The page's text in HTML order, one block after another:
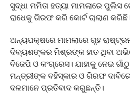
ସୁଦ୍ଧା ମମିତା ହତ୍ୟା ମାମଲାରେ ପୁଲିସ
ରାଧେକୁ ଗିରଫ କରି କୋର୍ଟ ଚାଲାଣ କରିଛି।
ଅନ୍ୟପକ୍ଷରେ ମାମଲାରେ ଗୃହ
ଦିବ୍ୟଶଙ୍କର ମିଶ୍ରଙ୍କ ହାତ ଥିବା
ବିଜେପି ଓ କଂଗ୍ରେସ। ଯାହାକୁ ନେଇ
ମନ୍ତ୍ରୀଙ୍କ ବହିସ୍କାର ଓ ଗିରଫ
ଦଳମାନେ ପ୍ରତିବାଦ କରୁଛନ୍ତି।